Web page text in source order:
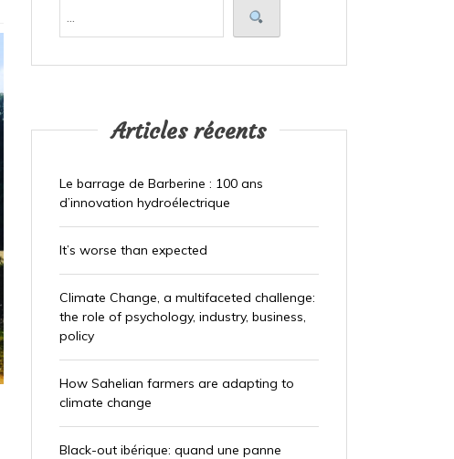
Articles récents
Le barrage de Barberine : 100 ans
d’innovation hydroélectrique
It’s worse than expected
Climate Change, a multifaceted challenge:
the role of psychology, industry, business,
policy
How Sahelian farmers are adapting to
climate change
Black-out ibérique: quand une panne